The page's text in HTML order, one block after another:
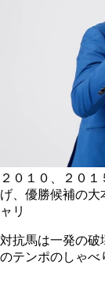
２０１０、２０
げ、優勝候補の
ャリ
対抗馬は一発の破
のテンポのしゃべ